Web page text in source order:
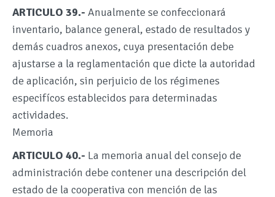
ARTICULO 39.- Anualmente se confeccionará
inventario, balance general, estado de resultados y
demás cuadros anexos, cuya presentación debe
ajustarse a la reglamentación que dicte la autoridad
de aplicación, sin perjuicio de los régimenes
especifícos establecidos para determinadas
actividades.
Memoria
ARTICULO 40.- La memoria anual del consejo de
administración debe contener una descripción del
estado de la cooperativa con mención de las